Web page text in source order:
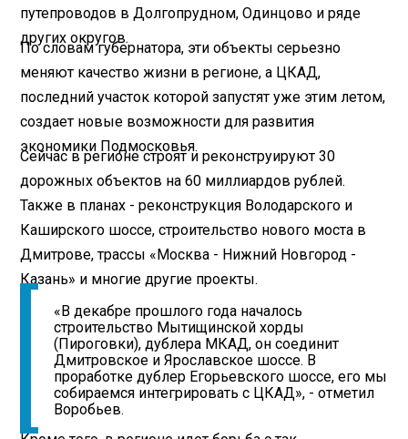
путепроводов в Долгопрудном, Одинцово и ряде
других округов.
По словам губернатора, эти объекты серьезно
меняют качество жизни в регионе, а ЦКАД,
последний участок которой запустят уже этим летом,
создает новые возможности для развития
экономики Подмосковья.
Сейчас в регионе строят и реконструируют 30
дорожных объектов на 60 миллиардов рублей.
Также в планах - реконструкция Володарского и
Каширского шоссе, строительство нового моста в
Дмитрове, трассы «Москва - Нижний Новгород -
Казань» и многие другие проекты.
«В декабре прошлого года началось
строительство Мытищинской хорды
(Пироговки), дублера МКАД, он соединит
Дмитровское и Ярославское шоссе. В
проработке дублер Егорьевского шоссе, его мы
собираемся интегрировать с ЦКАД», - отметил
Воробьев.